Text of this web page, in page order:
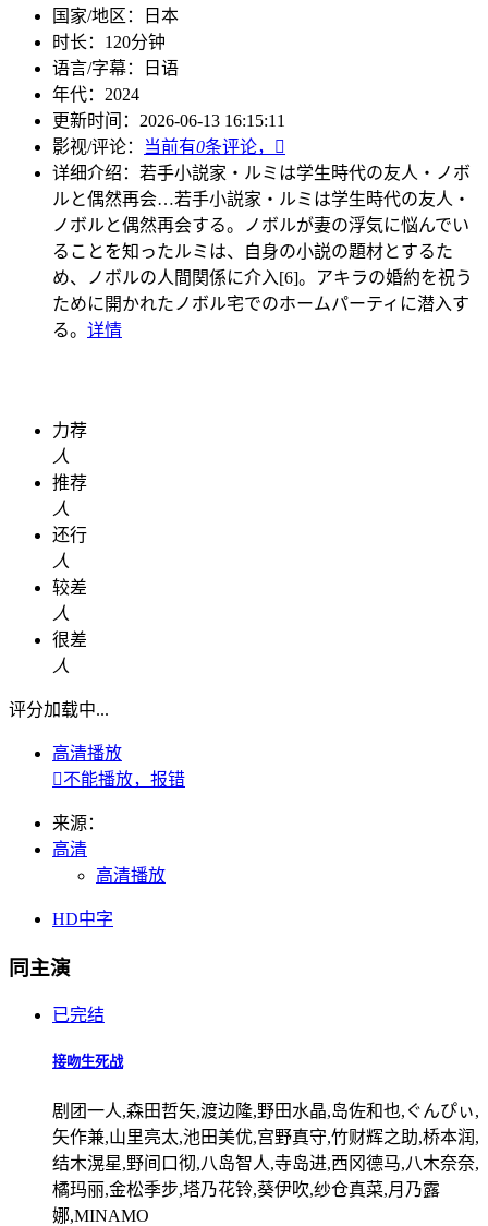
国家/地区：
日本
时长： 120分钟
语言/字幕：
日语
年代： 2024
更新时间： 2026-06-13 16:15:11
影视/评论：
当前有0条评论，

详细介绍： 若手小説家・ルミは学生時代の友人・ノボ
ルと偶然再会…若手小説家・ルミは学生時代の友人・
ノボルと偶然再会する。ノボルが妻の浮気に悩んでい
ることを知ったルミは、自身の小説の題材とするた
め、ノボルの人間関係に介入[6]。アキラの婚約を祝う
ために開かれたノボル宅でのホームパーティに潜入す
る。 详情
力荐
人
推荐
人
还行
人
较差
人
很差
人
评分加载中...
高清播放
不能播放，报错
来源：
高清
高清播放
HD中字
同主演
已完结
接吻生死战
剧团一人,森田哲矢,渡边隆,野田水晶,岛佐和也,ぐんぴぃ,
矢作兼,山里亮太,池田美优,宫野真守,竹财辉之助,桥本润,
结木滉星,野间口彻,八岛智人,寺岛进,西冈德马,八木奈奈,
橘玛丽,金松季步,塔乃花铃,葵伊吹,纱仓真菜,月乃露
娜,MINAMO